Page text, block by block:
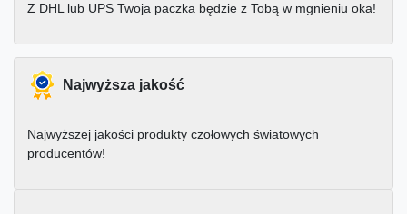
Z DHL lub UPS Twoja paczka będzie z Tobą w mgnieniu oka!
Najwyższa jakość
Najwyższej jakości produkty czołowych światowych
producentów!